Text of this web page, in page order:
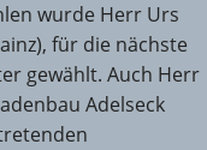
wurde Herr Urs
für die nächste
gewählt. Auch Herr
Adelseck